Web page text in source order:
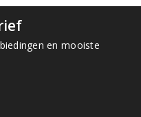
en mooiste